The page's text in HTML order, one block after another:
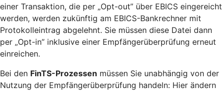
einer Transaktion, die per „Opt-out” über EBICS eingereicht
werden, werden zukünftig am EBICS-Bankrechner mit
Protokolleintrag abgelehnt. Sie müssen diese Datei dann
per „Opt-in” inklusive einer Empfängerüberprüfung erneut
einreichen.
Bei den FinTS-Prozessen müssen Sie unabhängig von der
Nutzung der Empfängerüberprüfung handeln: Hier ändern